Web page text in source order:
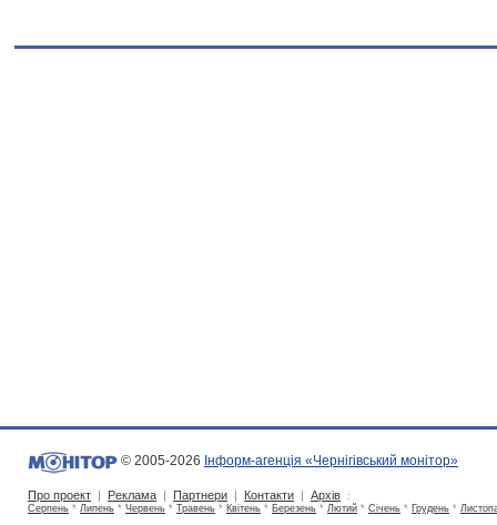
© 2005-2026 Інформ-агенція «Чернігівський монітор»
Про проект | Реклама | Партнери | Контакти | Архів :
Серпень * Липень * Червень * Травень * Квітень * Березень * Лютий * Січень * Грудень *